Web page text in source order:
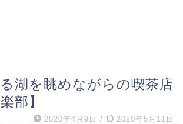
湖を眺めながらの喫茶店
部】
2020年4月9日 / 2020年5月11日